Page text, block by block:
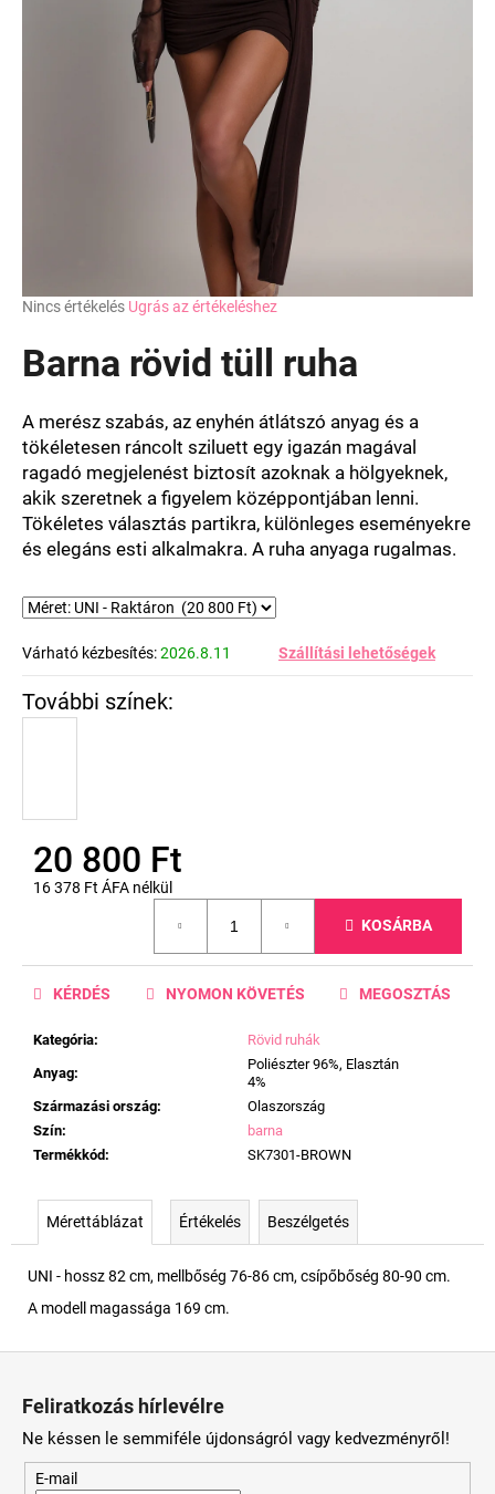
A
átlagos
értékelése
0,0
csillag.
Nincs értékelés Ugrás az értékeléshez
Barna rövid tüll ruha
A merész szabás, az enyhén átlátszó anyag és a
tökéletesen ráncolt sziluett egy igazán magával
ragadó megjelenést biztosít azoknak a hölgyeknek,
akik szeretnek a figyelem középpontjában lenni.
Tökéletes választás partikra, különleges eseményekre
és elegáns esti alkalmakra. A ruha anyaga rugalmas.
Várható kézbesítés:2026.8.11 Szállítási lehetőségek
20 800 Ft
16 378 Ft ÁFA nélkül
KOSÁRBA
Kategória:
Rövid ruhák
Anyag:
Poliészter 96%, Elasztán
4%
Származási ország:
Olaszország
Szín:
barna
Termékkód: SK7301-BROWN
KÉRDÉS NYOMON KÖVETÉS MEGOSZTÁS
Mérettáblázat Értékelés Beszélgetés
UNI - hossz 82 cm, mellbőség 76-86 cm, csípőbőség 80-90 cm.
A modell magassága 169 cm.
Feliratkozás hírlevélre
Ne késsen le semmiféle újdonságról vagy kedvezményről!
E-mail